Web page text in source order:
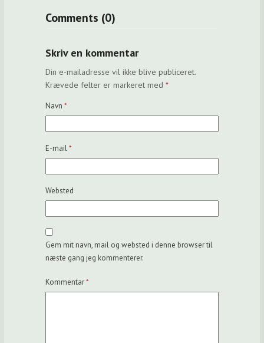
Comments (0)
Skriv en kommentar
Din e-mailadresse vil ikke blive publiceret.
Krævede felter er markeret med*
Navn*
E-mail*
Websted
Gem mit navn, mail og websted i denne browser til
næste gang jeg kommenterer.
Kommentar*